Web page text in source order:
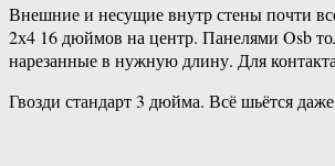
Внешние и несущие внутр стены почти
2х4 16 дюймов на центр. Панелями Osb
нарезанные в нужную длину. Для
Гвозди стандарт 3 дюйма. Всё шьётся